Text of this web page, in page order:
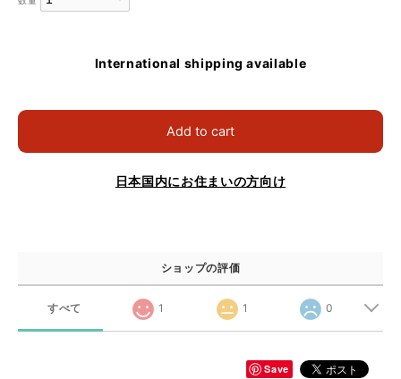
International shipping available
Add to cart
日本国内にお住まいの方向け
ショップの評価
すべて 1 1 0
Save